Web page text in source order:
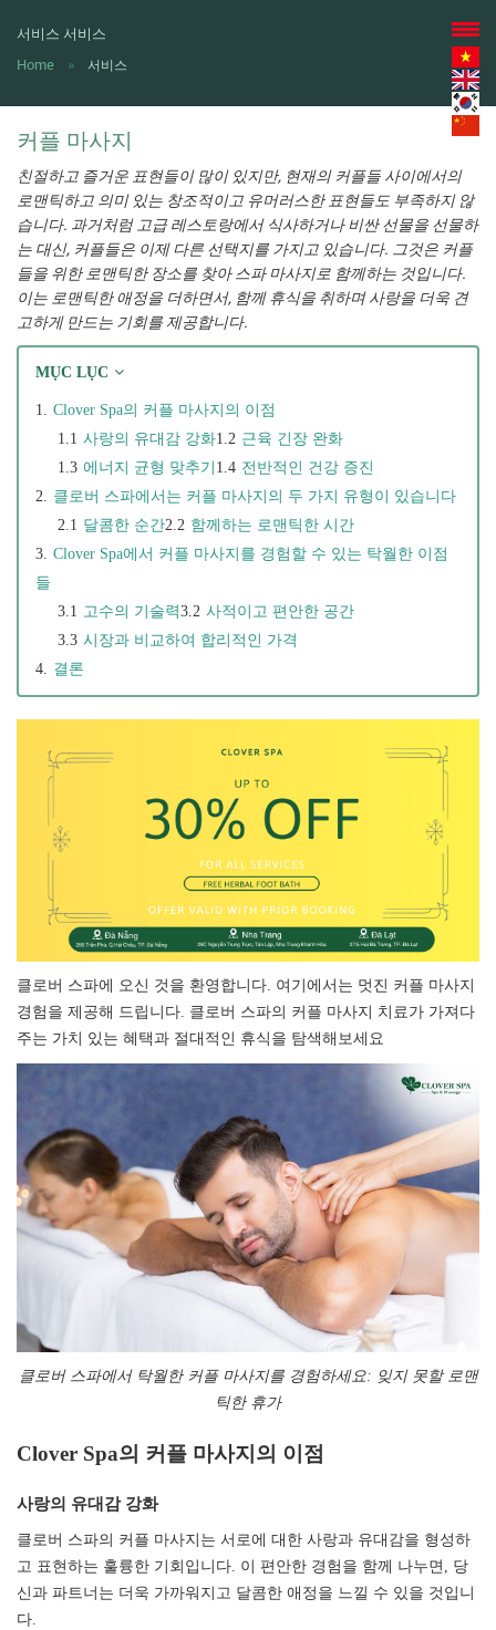
서비스 서비스
Home 서비스
커플 마사지
친절하고 즐거운 표현들이 많이 있지만, 현재의 커플들 사이에서의
로맨틱하고 의미 있는 창조적이고 유머러스한 표현들도 부족하지 않
습니다. 과거처럼 고급 레스토랑에서 식사하거나 비싼 선물을 선물하
는 대신, 커플들은 이제 다른 선택지를 가지고 있습니다. 그것은 커플
들을 위한 로맨틱한 장소를 찾아 스파 마사지로 함께하는 것입니다.
이는 로맨틱한 애정을 더하면서, 함께 휴식을 취하며 사랑을 더욱 견
고하게 만드는 기회를 제공합니다.
MỤC LỤC
Clover Spa의 커플 마사지의 이점​​​​​​​
사랑의 유대감 강화​​​​​​​
근육 긴장 완화​​​​​​​
에너지 균형 맞추기​​​​​​​
전반적인 건강 증진​​​​​​​
클로버 스파에서는 커플 마사지의 두 가지 유형이 있습니다​​​​​​​
달콤한 순간​​​​​​​
함께하는 로맨틱한 시간
Clover Spa에서 커플 마사지를 경험할 수 있는 탁월한 이점
들
고수의 기술력​​​​​​​
사적이고 편안한 공간​​​​​​​
시장과 비교하여 합리적인 가격​​​​​​​
결론​​​​​​​
클로버 스파에 오신 것을 환영합니다. 여기에서는 멋진 커플 마사지
경험을 제공해 드립니다. 클로버 스파의 커플 마사지 치료가 가져다
주는 가치 있는 혜택과 절대적인 휴식을 탐색해보세요
클로버 스파에서 탁월한 커플 마사지를 경험하세요: 잊지 못할 로맨
틱한 휴가​​​​​​​
Clover Spa의 커플 마사지의 이점​​​​​​​
사랑의 유대감 강화​​​​​​​
클로버 스파의 커플 마사지는 서로에 대한 사랑과 유대감을 형성하
고 표현하는 훌륭한 기회입니다. 이 편안한 경험을 함께 나누면, 당
신과 파트너는 더욱 가까워지고 달콤한 애정을 느낄 수 있을 것입니
다.